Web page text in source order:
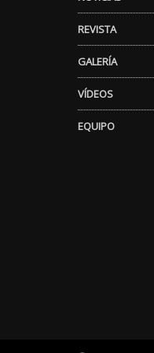
REVISTA
GALERÍA
VÍDEOS
EQUIPO